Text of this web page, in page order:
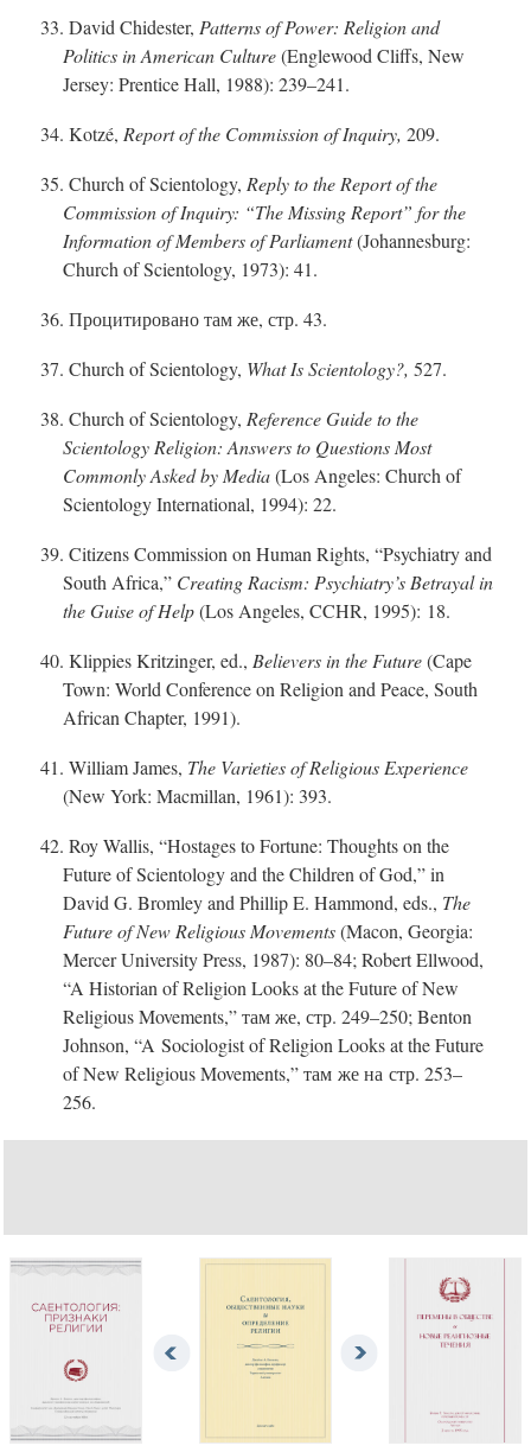
33. David Chidester, Patterns of Power: Religion and
Politics in American Culture(Englewood Cliffs, New
Jersey: Prentice Hall, 1988): 239–241.
34. Kotzé, Report of the Commission of Inquiry, 209.
35. Church of Scientology, Reply to the Report of the
Commission of Inquiry: “The Missing Report” for the
Information of Members of Parliament(Johannesburg:
Church of Scientology, 1973): 41.
36. Процитировано там же, стр. 43.
37. Church of Scientology, What Is Scientology?, 527.
38. Church of Scientology, Reference Guide to the
Scientology Religion: Answers to Questions Most
Commonly Asked by Media(Los Angeles: Church of
Scientology International, 1994): 22.
39. Citizens Commission on Human Rights, “Psychiatry and
South Africa,” Creating Racism: Psychiatry’s Betrayal in
the Guise of Help(Los Angeles, CCHR, 1995): 18.
40. Klippies Kritzinger, ed., Believers in the Future(Cape
Town: World Conference on Religion and Peace, South
African Chapter, 1991).
41. William James, The Varieties of Religious Experience
(New York: Macmillan, 1961): 393.
42. Roy Wallis, “Hostages to Fortune: Thoughts on the
Future of Scientology and the Children of God,” in
David G. Bromley and Phillip E. Hammond, eds., The
Future of New Religious Movements(Macon, Georgia:
Mercer University Press, 1987): 80–84; Robert Ellwood,
“A Historian of Religion Looks at the Future of New
Religious Movements,” там же, стр. 249–250; Benton
Johnson, “A Sociologist of Religion Looks at the Future
of New Religious Movements,” там же на стр. 253–
256.